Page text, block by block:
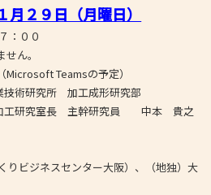
月２９日（月曜日）
００
。
Teamsの予定）
術研究所 加工成形研究部
主幹研究員 中本 貴之
ビジネスセンター大阪）、（地独）大